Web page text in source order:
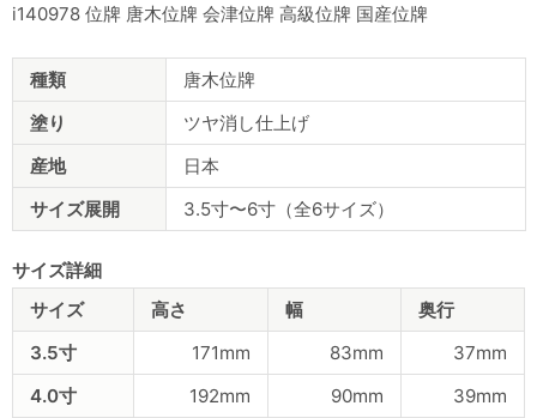
i140978 位牌 唐木位牌 会津位牌 高級位牌 国産位牌
種類
唐木位牌
塗り
ツヤ消し仕上げ
産地
日本
サイズ展開
3.5寸〜6寸（全6サイズ）
サイズ詳細
サイズ
高さ 幅
奥行
3.5寸
171mm 83mm
37mm
4.0寸
192mm 90mm
39mm